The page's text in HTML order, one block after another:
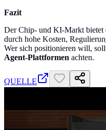
Fazit
Der Chip- und KI-Markt bietet
durch hohe Kosten,
Wer sich positionieren will,
Agent-Plattformen achten.
QUELLE